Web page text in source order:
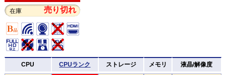
在庫 売り切れ
CPU CPUランク ストレージ メモリ 液晶/解像度